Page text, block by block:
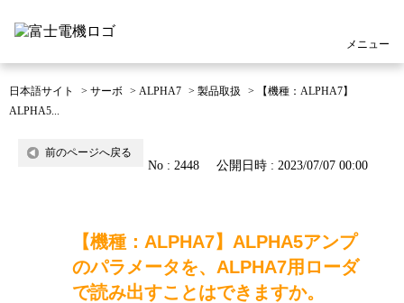
メニュー
日本語サイト > サーボ > ALPHA7 > 製品取扱 >
【機種：ALPHA7】
ALPHA5...
前のページへ戻る
No : 2448 公開日時 : 2023/07/07 00:00
【機種：ALPHA7】ALPHA5アンプ
のパラメータを、ALPHA7用ローダ
で読み出すことはできますか。